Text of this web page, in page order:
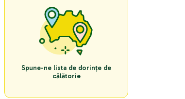
Spune-ne lista de dorințe de
călătorie